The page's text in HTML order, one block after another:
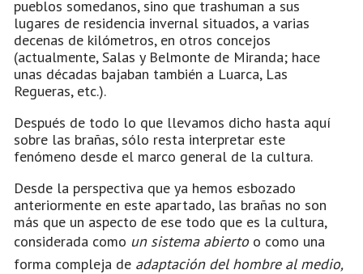
pueblos somedanos, sino que trashuman a sus
lugares de residencia invernal situados, a varias
decenas de kilómetros, en otros concejos
(actualmente, Salas y Belmonte de Miranda; hace
unas décadas bajaban también a Luarca, Las
Regueras, etc.).
Después de todo lo que llevamos dicho hasta aquí
sobre las brañas, sólo resta interpretar este
fenómeno desde el marco general de la cultura.
Desde la perspectiva que ya hemos esbozado
anteriormente en este apartado, las brañas no son
más que un aspecto de ese todo que es la cultura,
considerada como un sistema abiertoo como una
forma compleja de adaptación del hombre al medio,